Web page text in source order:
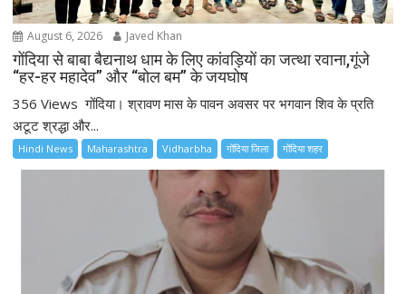
August 6, 2026 Javed Khan
गोंदिया से बाबा बैद्यनाथ धाम के लिए कांवड़ियों का जत्था रवाना,गूंजे
“हर-हर महादेव” और “बोल बम” के जयघोष
356 Views गोंदिया। श्रावण मास के पावन अवसर पर भगवान शिव के प्रति
अटूट श्रद्धा और...
Hindi News Maharashtra Vidharbha गोंदिया जिला गोंदिया शहर